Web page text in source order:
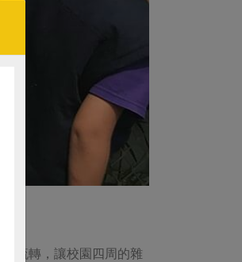
流轉，讓校園四周的雜